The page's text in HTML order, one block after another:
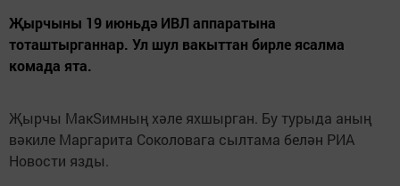
Җырчыны 19 июньдә ИВЛ аппаратына
тоташтырганнар. Ул шул вакыттан бирле ясалма
комада ята.
Җырчы МакSимның хәле яхшырган. Бу турыда аның
вәкиле Маргарита Соколовага сылтама белән РИА
Новости язды.